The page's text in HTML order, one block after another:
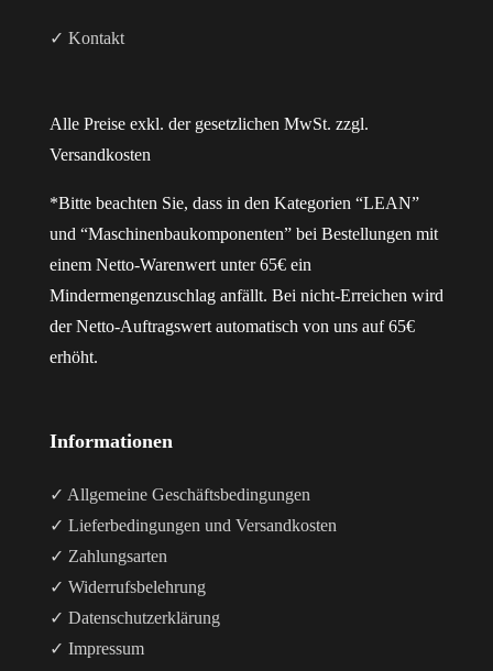
✓ Kontakt
Alle Preise exkl. der gesetzlichen MwSt. zzgl.
Versandkosten
*Bitte beachten Sie, dass in den Kategorien “LEAN”
und “Maschinenbaukomponenten” bei Bestellungen mit
einem Netto-Warenwert unter 65€ ein
Mindermengenzuschlag anfällt. Bei nicht-Erreichen wird
der Netto-Auftragswert automatisch von uns auf 65€
erhöht.
Informationen
✓ Allgemeine Geschäftsbedingungen
✓ Lieferbedingungen und Versandkosten
✓ Zahlungsarten
✓ Widerrufsbelehrung
✓ Datenschutzerklärung
✓ Impressum